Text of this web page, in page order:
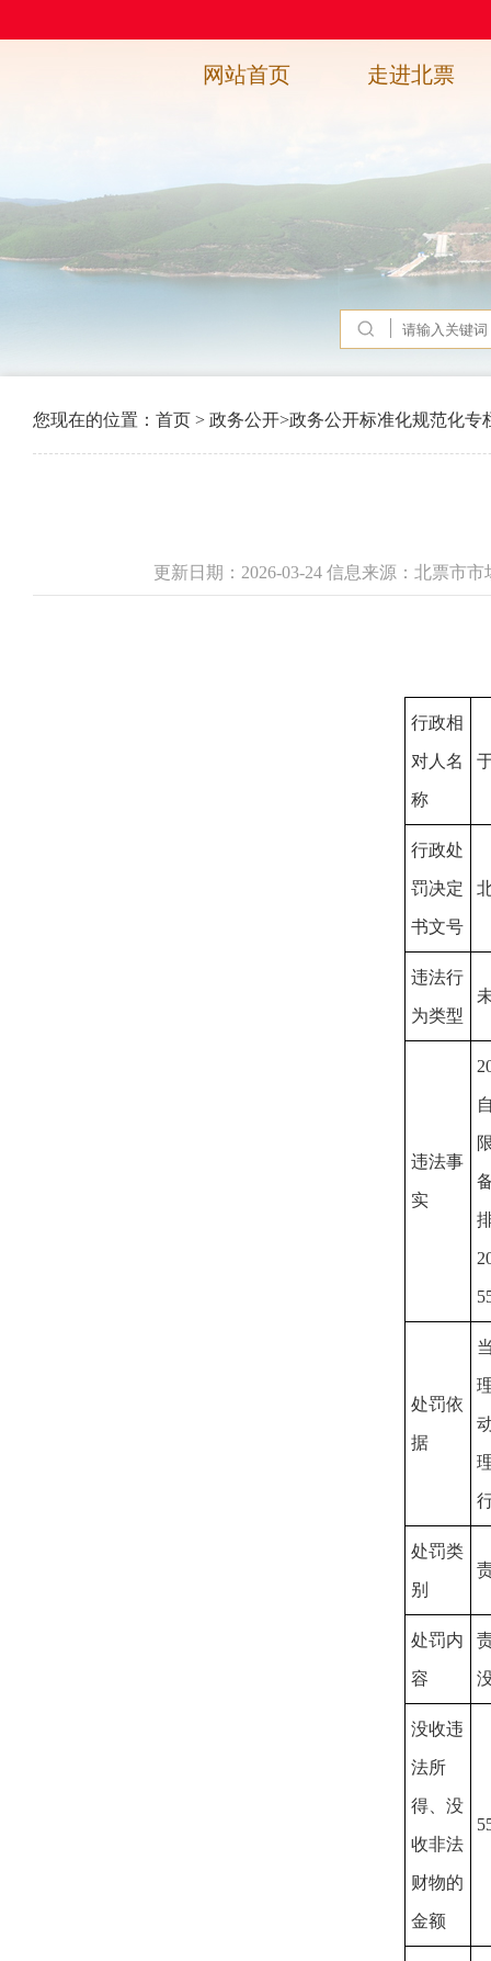
网站首页 走进北票
您现在的位置： 首页 > 政务公开>政务公开标准化规范化专
更新日期：2026-03-24 信息来源：北票市
行政相
对人名
称
行政处
罚决定
书文号
违法行
为类型
违法事
实
处罚依
据
处罚类
别
处罚内
容
没收违
法所
得、没
收非法
财物的
金额